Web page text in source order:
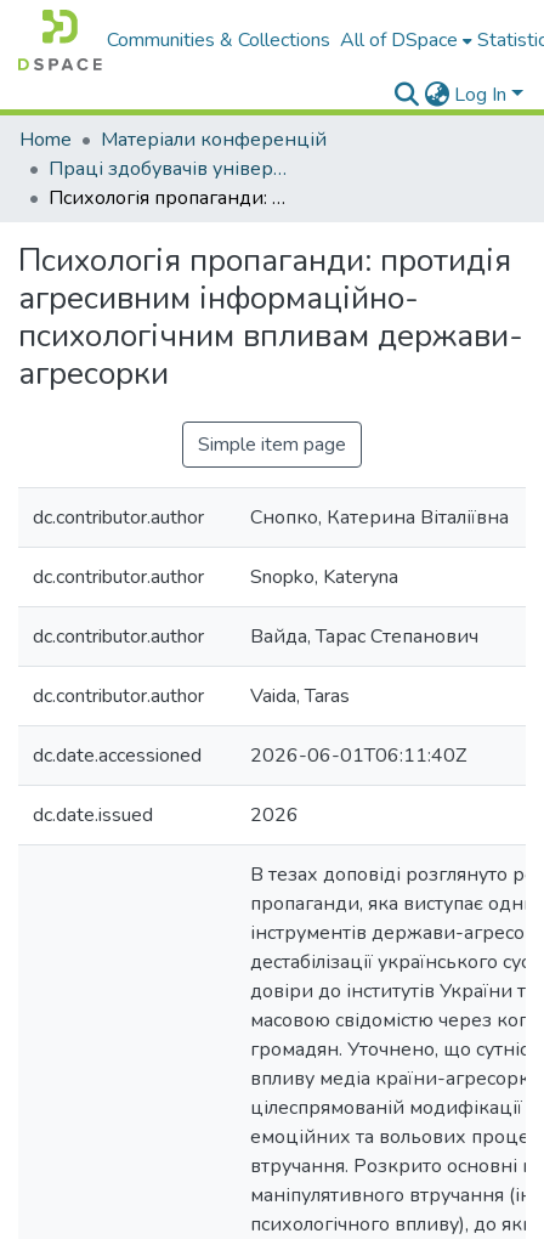
Communities & Collections All of DSpace
Log In
Home
Матеріали конференцій
Праці здобувачів університету
Психологія пропаганди: протидія агресивним інформаційно-психологічним впливам держави-агресорки
Психологія пропаганди: протидія
агресивним інформаційно-
психологічним впливам держави-
агресорки
Simple item page
dc.contributor.author Снопко, Катерина Віталіївна
dc.contributor.author Snopko, Kateryna
dc.contributor.author Вайда, Тарас Степанович
dc.contributor.author Vaida, Taras
dc.date.accessioned 2026-06-01T06:11:40Z
dc.date.issued 2026
В тезах доповіді розглянуто
пропаганди, яка виступає
інструментів держави-
дестабілізації українського
довіри до інститутів України
масовою свідомістю через
громадян. Уточнено, що
впливу медіа країни-агресорки
цілеспрямованій модифікації
емоційних та вольових
втручання. Розкрито основні
маніпулятивного втручання
психологічного впливу), до